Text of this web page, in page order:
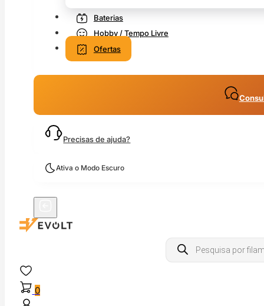
Baterias
Hobby / Tempo Livre
Ofertas
Precisas de ajuda?
Ativa o Modo Escuro
Products
search
0